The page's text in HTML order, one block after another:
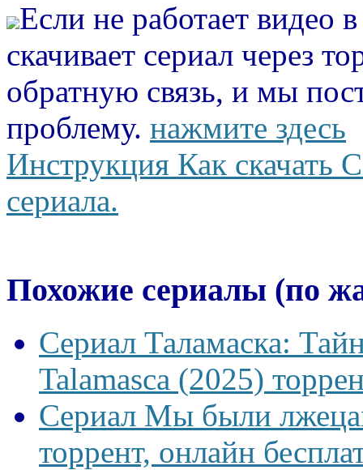
Если не работает видео
скачивает сериал через
обратную связь, и мы
проблему. нажмите здесь
Инструкция Как скачать
сериала.
Похожие сериалы (по
Сериал Таламаска:
Talamasca (2025)
Сериал Мы были
торрент, онлайн